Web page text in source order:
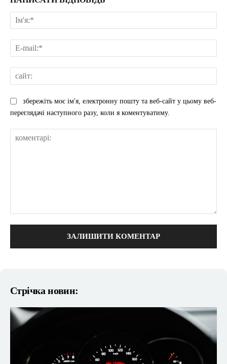
збережіть моє ім'я, електронну пошту та веб-сайт у цьому веб-
переглядачі наступного разу, коли я коментуватиму.
Стрічка новин: